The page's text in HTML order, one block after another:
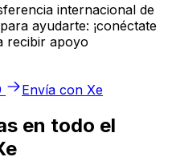
internacional de
ayudarte: ¡conéctate
recibir apoyo
Envía con Xe
en todo el